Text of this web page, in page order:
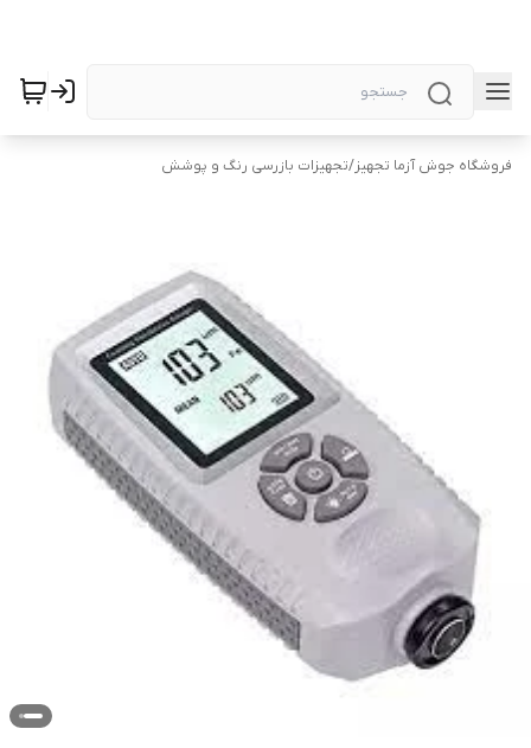
فروشگاه جوش آزما تجهیز/تجهیزات بازرسی رنگ و پوشش